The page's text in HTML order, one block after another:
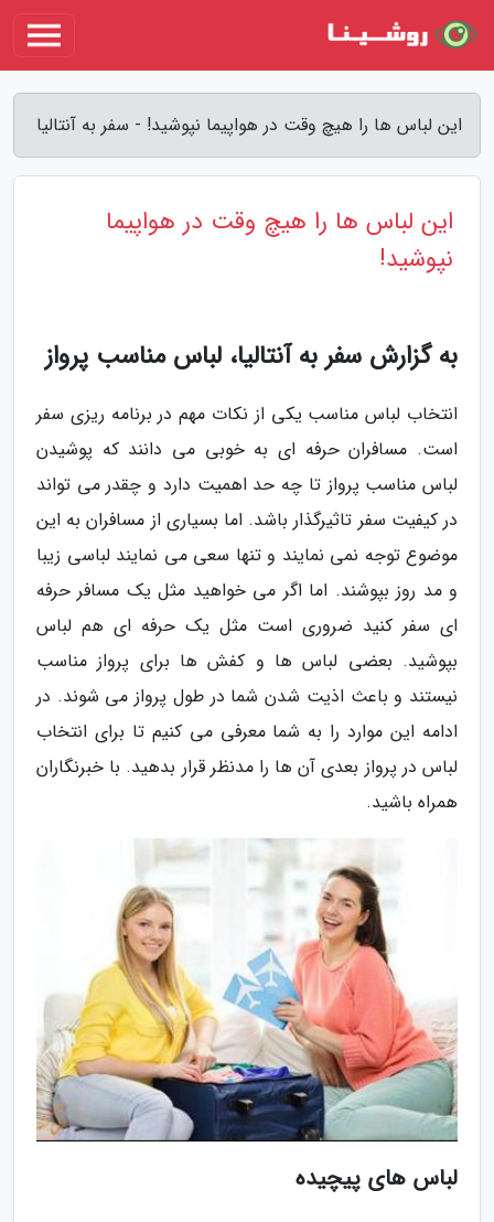
این لباس ها را هیچ وقت در هواپیما نپوشید! - سفر به آنتالیا
این لباس ها را هیچ وقت در هواپیما
نپوشید!
به گزارش سفر به آنتالیا، لباس مناسب پرواز
انتخاب لباس مناسب یکی از نکات مهم در برنامه ریزی سفر
است. مسافران حرفه ای به خوبی می دانند که پوشیدن
لباس مناسب پرواز تا چه حد اهمیت دارد و چقدر می تواند
در کیفیت سفر تاثیرگذار باشد. اما بسیاری از مسافران به این
موضوع توجه نمی نمایند و تنها سعی می نمایند لباسی زیبا
و مد روز بپوشند. اما اگر می خواهید مثل یک مسافر حرفه
ای سفر کنید ضروری است مثل یک حرفه ای هم لباس
بپوشید. بعضی لباس ها و کفش ها برای پرواز مناسب
نیستند و باعث اذیت شدن شما در طول پرواز می شوند. در
ادامه این موارد را به شما معرفی می کنیم تا برای انتخاب
لباس در پرواز بعدی آن ها را مدنظر قرار بدهید. با خبرنگاران
همراه باشید.
لباس های پیچیده